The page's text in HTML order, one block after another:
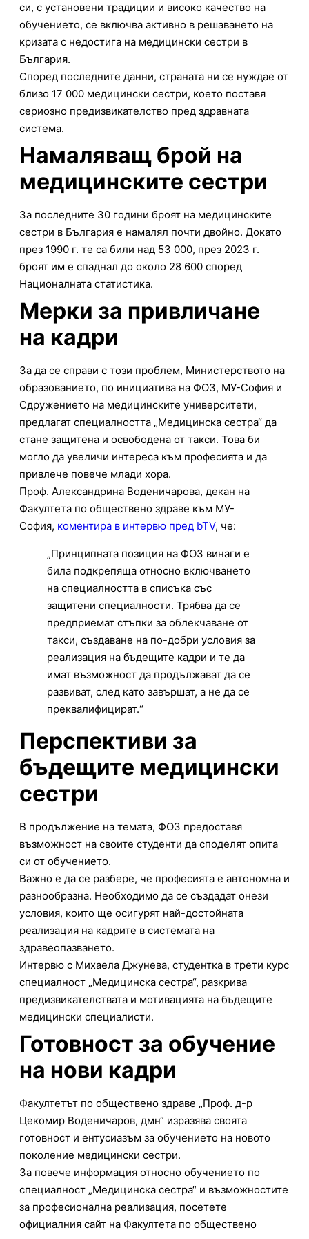
си, с установени традиции и високо качество на
обучението, се включва активно в решаването на
кризата с недостига на медицински сестри в
България.
Според последните данни, страната ни се нуждае от
близо 17 000 медицински сестри, което поставя
сериозно предизвикателство пред здравната
система.
Намаляващ брой на
медицинските сестри
За последните 30 години броят на медицинските
сестри в България е намалял почти двойно. Докато
през 1990 г. те са били над 53 000, през 2023 г.
броят им е спаднал до около 28 600 според
Националната статистика.
Мерки за привличане
на кадри
За да се справи с този проблем, Министерството на
образованието, по инициатива на ФОЗ, МУ-София и
Сдружението на медицинските университети,
предлагат специалността „Медицинска сестра“ да
стане защитена и освободена от такси. Това би
могло да увеличи интереса към професията и да
привлече повече млади хора.
Проф. Александрина Воденичарова, декан на
Факултета по обществено здраве към МУ-
София, коментира в интервю пред bTV, че:
„Принципната позиция на ФОЗ винаги е
била подкрепяща относно включването
на специалността в списъка със
защитени специалности. Трябва да се
предприемат стъпки за облекчаване от
такси, създаване на по-добри условия за
реализация на бъдещите кадри и те да
имат възможност да продължават да се
развиват, след като завършат, а не да се
преквалифицират.“
Перспективи за
бъдещите медицински
сестри
В продължение на темата, ФОЗ предоставя
възможност на своите студенти да споделят опита
си от обучението.
Важно е да се разбере, че професията е автономна и
разнообразна. Необходимо да се създадат онези
условия, които ще осигурят най-достойната
реализация на кадрите в системата на
здравеопазването.
Интервю с Михаела Джунева, студентка в трети курс
специалност „Медицинска сестра“, разкрива
предизвикателствата и мотивацията на бъдещите
медицински специалисти.
Готовност за обучение
на нови кадри
Факултетът по обществено здраве „Проф. д-р
Цекомир Воденичаров, дмн“ изразява своята
готовност и ентусиазъм за обучението на новото
поколение медицински сестри.
За повече информация относно обучението по
специалност „Медицинска сестра“ и възможностите
за професионална реализация, посетете
официалния сайт на Факултета по обществено